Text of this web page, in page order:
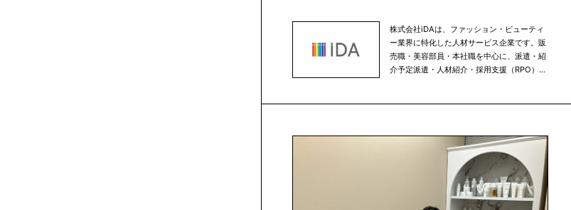
株式会社iDAは、ファッション・ビューティ
ー業界に特化した人材サービス企業です。販
売職・美容部員・本社職を中心に、派遣・紹
介予定派遣・人材紹介・採用支援（RPO）ま
ントが、企業と求職者双方にとって最適なマ
ッチングを実現しています。 近年は自社求人
メディア「MyBRANDS」をはじめとする採
用プラットフォーム事業にも注力し、単なる
人材紹介にとどまらない“採用戦略パートナ
ー”として企業の成長を支援。業界の変化に